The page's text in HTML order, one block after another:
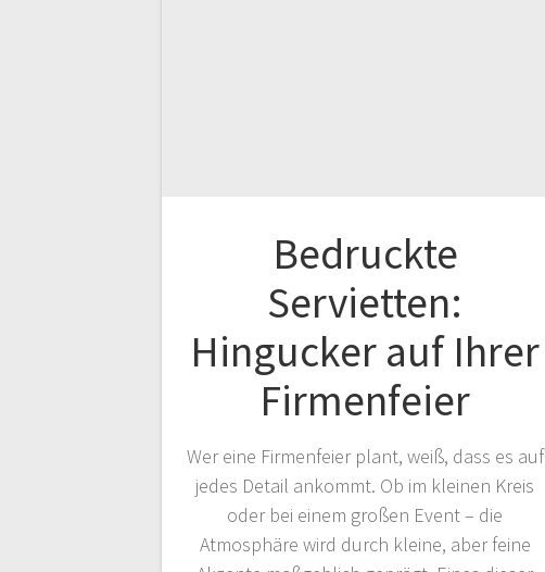
Bedruckte
Servietten:
Hingucker auf Ihrer
Firmenfeier
Wer eine Firmenfeier plant, weiß, dass es auf
jedes Detail ankommt. Ob im kleinen Kreis
oder bei einem großen Event – die
Atmosphäre wird durch kleine, aber feine